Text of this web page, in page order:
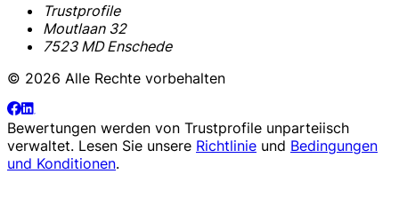
Trustprofile
Moutlaan 32
7523 MD Enschede
© 2026 Alle Rechte vorbehalten
Bewertungen werden von Trustprofile unparteiisch
verwaltet. Lesen Sie unsere Richtlinie und Bedingungen
und Konditionen.